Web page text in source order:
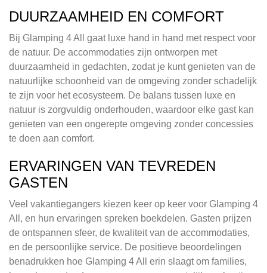
DUURZAAMHEID EN COMFORT
Bij Glamping 4 All gaat luxe hand in hand met respect voor
de natuur. De accommodaties zijn ontworpen met
duurzaamheid in gedachten, zodat je kunt genieten van de
natuurlijke schoonheid van de omgeving zonder schadelijk
te zijn voor het ecosysteem. De balans tussen luxe en
natuur is zorgvuldig onderhouden, waardoor elke gast kan
genieten van een ongerepte omgeving zonder concessies
te doen aan comfort.
ERVARINGEN VAN TEVREDEN
GASTEN
Veel vakantiegangers kiezen keer op keer voor Glamping 4
All, en hun ervaringen spreken boekdelen. Gasten prijzen
de ontspannen sfeer, de kwaliteit van de accommodaties,
en de persoonlijke service. De positieve beoordelingen
benadrukken hoe Glamping 4 All erin slaagt om families,